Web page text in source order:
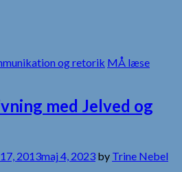
og retorik MÅ læse
med Jelved og
2013maj 4, 2023 by Trine Nebel